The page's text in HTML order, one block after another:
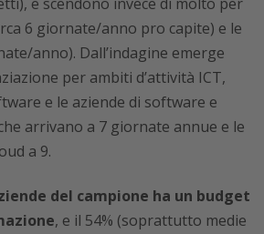
6 giornate/anno pro capite) e le
anno). Dall’indagine emerge
per ambiti d’attività ICT,
e le aziende di software e
arrivano a 7 giornate annue e le
a 9.
del campione ha un budget
, e il 54% (soprattutto medie